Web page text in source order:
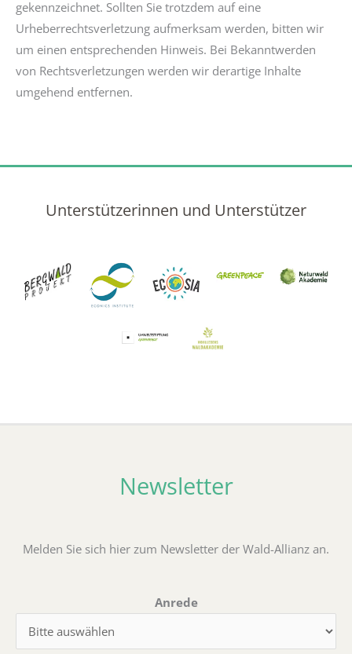
gekennzeichnet. Sollten Sie trotzdem auf eine
Urheberrechtsverletzung aufmerksam werden, bitten wir
um einen entsprechenden Hinweis. Bei Bekanntwerden
von Rechtsverletzungen werden wir derartige Inhalte
umgehend entfernen.
Unterstützerinnen und Unterstützer
Newsletter
Melden Sie sich hier zum Newsletter der Wald-Allianz an.
Anrede